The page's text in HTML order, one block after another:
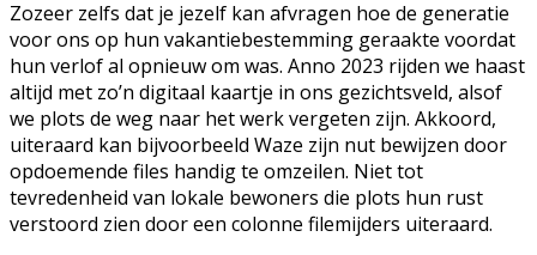
Zozeer zelfs dat je jezelf kan afvragen hoe de generatie
voor ons op hun vakantiebestemming geraakte voordat
hun verlof al opnieuw om was. Anno 2023 rijden we haast
altijd met zo’n digitaal kaartje in ons gezichtsveld, alsof
we plots de weg naar het werk vergeten zijn. Akkoord,
uiteraard kan bijvoorbeeld Waze zijn nut bewijzen door
opdoemende files handig te omzeilen. Niet tot
tevredenheid van lokale bewoners die plots hun rust
verstoord zien door een colonne filemijders uiteraard.